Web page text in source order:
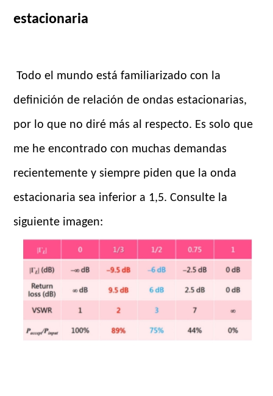
estacionaria
Todo el mundo está familiarizado con la
definición de relación de ondas estacionarias,
por lo que no diré más al respecto. Es solo que
me he encontrado con muchas demandas
recientemente y siempre piden que la onda
estacionaria sea inferior a 1,5. Consulte la
siguiente imagen: